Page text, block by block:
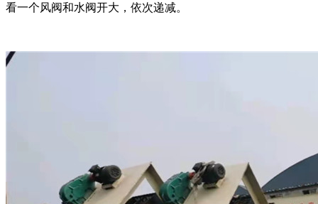
看一个风阀和水阀开大，依次递减。